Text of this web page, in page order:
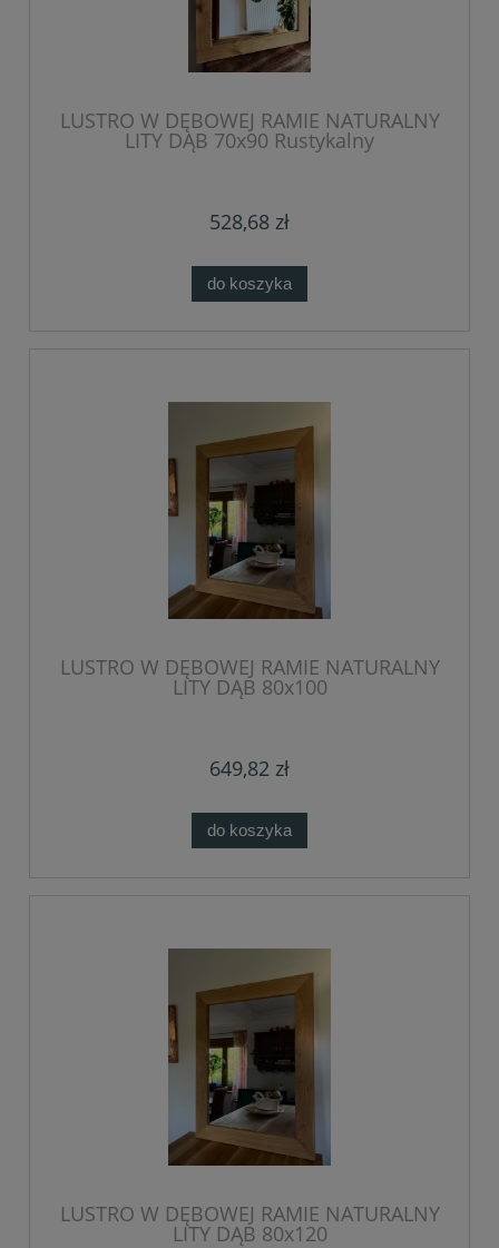
LUSTRO W DĘBOWEJ RAMIE NATURALNY
LITY DĄB 70x90 Rustykalny
528,68 zł
do koszyka
LUSTRO W DĘBOWEJ RAMIE NATURALNY
LITY DĄB 80x100
649,82 zł
do koszyka
LUSTRO W DĘBOWEJ RAMIE NATURALNY
LITY DĄB 80x120